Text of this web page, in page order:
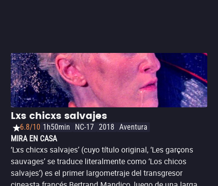
Lxs chicxs salvajes
6.8/10 1h50min NC-17 2018 Aventura
MIRA EN CASA
‘Lxs chicxs salvajes’ (cuyo título original, ‘Les garçons
sauvages’ se traduce literalmente como ‘Los chicos
salvajes’) es el primer largometraje del transgresor